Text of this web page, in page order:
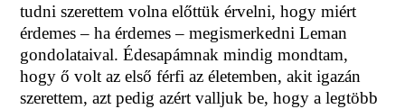
tudni szerettem volna előttük érvelni, hogy miért
érdemes – ha érdemes – megismerkedni Leman
gondolataival. Édesapámnak mindig mondtam,
hogy ő volt az első férfi az életemben, akit igazán
szerettem, azt pedig azért valljuk be, hogy a legtöbb